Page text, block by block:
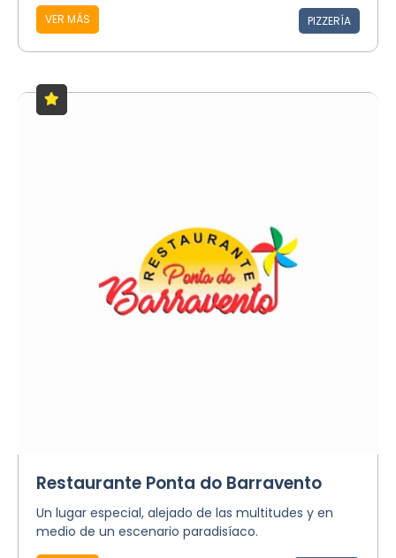
VER MÁS PIZZERÍA
Restaurante Ponta do Barravento
Un lugar especial, alejado de las multitudes y en
medio de un escenario paradisíaco.